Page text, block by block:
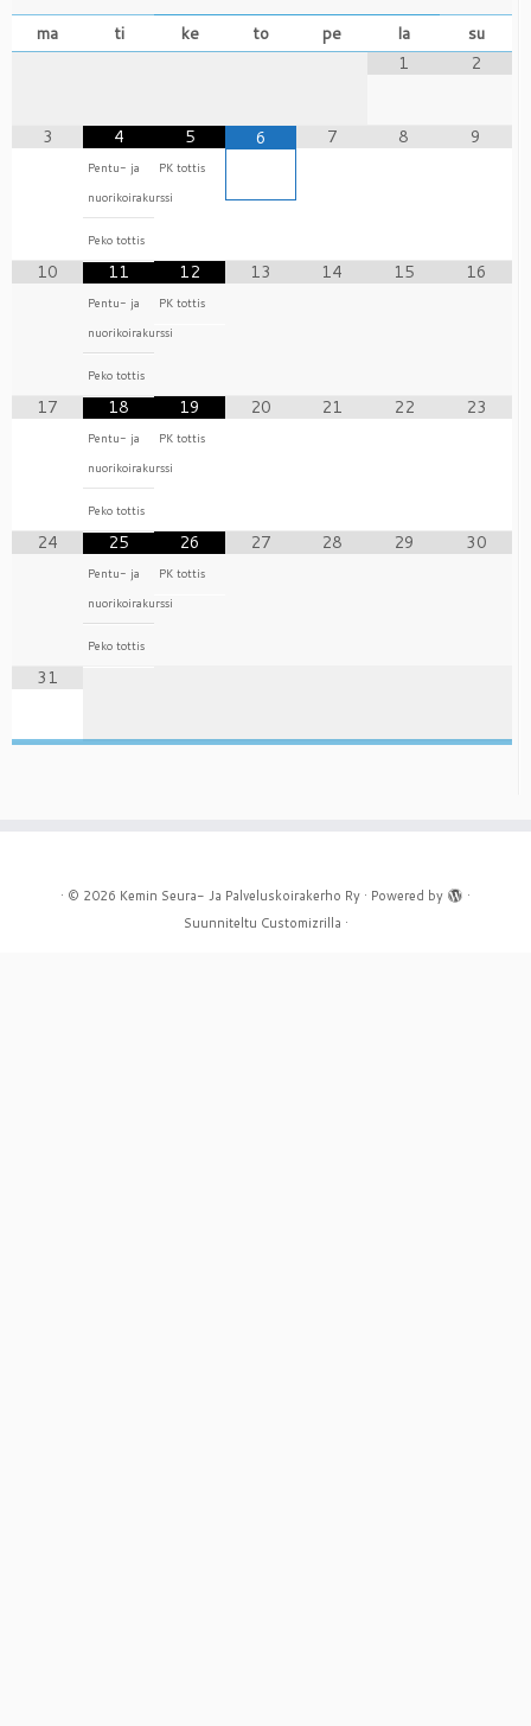
ma ti ke to pe la
su
1
2
3 4
Pentu- ja
nuorikoirakurssi
Peko tottis
5
PK tottis
6 7 8 9
10 11
Pentu- ja
nuorikoirakurssi
Peko tottis
12
PK tottis
13 14 15 16
17 18
Pentu- ja
nuorikoirakurssi
Peko tottis
19
PK tottis
20 21 22 23
24 25
Pentu- ja
nuorikoirakurssi
Peko tottis
26
PK tottis
27 28 29 30
31
· © 2026 Kemin Seura- Ja Palveluskoirakerho Ry · Powered by
·
Suunniteltu Customizrilla ·